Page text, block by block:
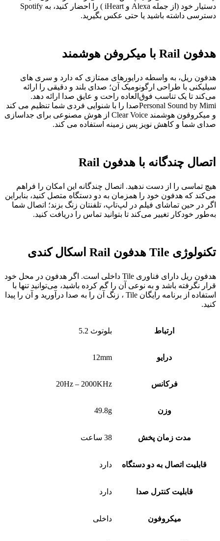
دستیار خود (از جمله Alexa و iHeart ) را احضار کنید، به Spotify
دسترسی داشته باشید یا حتی عکس بگیرید.
هدفون Rail با میکروفن هوشمند
هدفون ریل، به واسطه درایورهای ممتازی که دارد و سری های
سیلیکنی با طراحی ارگونومیک آن؛ صدای بلند و دقیقی را ارائه
می‌کند تا یک تناسب فوق‌العاده راحت و عایق صدا ارائه دهد.
Personal Sound by Mimiصدا را با شنوایی فردی شما تنظیم می کند
و میکروفون هوشمند Clear Voice از هوش مصنوعی برای جداسازی
صدای شما و کاهش نویز پس زمینه استفاده می کند.
اتصال چندگانه با هدفون Rail
هیچ تماسی را از دست ندهید. اتصال چندگانه این امکان را فراهم
می‌کند که هدفون خود را همزمان به دو دستگاه متصل کنید، بنابراین
اگر در حین تماشای فیلم در لپ‌تاپ، تلفنتان زنگ بزند؛ اتصال شما
به‌طور خودکار تغییر می‌کند تا بتوانید تماس را دریافت کنید.
تکنولوژی Tile هدفون Rail اسکال کندی
هدفون ریل دارای فناوری Tile داخلی است. اگر هدفون در محل خود
قرار نگرفته باشد و به نوعی آن را گم کرده باشید، می‌توانید تنها با
استفاده از برنامه رایگان Tile ، زنگ آن را به صدا درآورید و آن را پیدا
کنید.
ارتباط بلوتوث 5.2
درایو 12mm
فرکانس 20Hz – 2000KHz
وزن 49.8g
مدت زمان پخش 38 ساعت
قابلیت اتصال به دو دستگاه دارد
قابلیت کنترل صدا دارد
میکروفون داخلی